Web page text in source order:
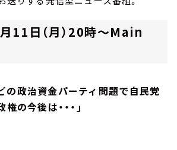
11日（月）20時～Main
の政治資金パーティ問題で自民党
の今後は・・・」